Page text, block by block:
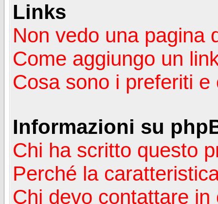
Links
Non vedo una pagina
Come aggiungo un
Cosa sono i preferiti
Informazioni su
Chi ha scritto questo
Perché la
Chi devo contattare